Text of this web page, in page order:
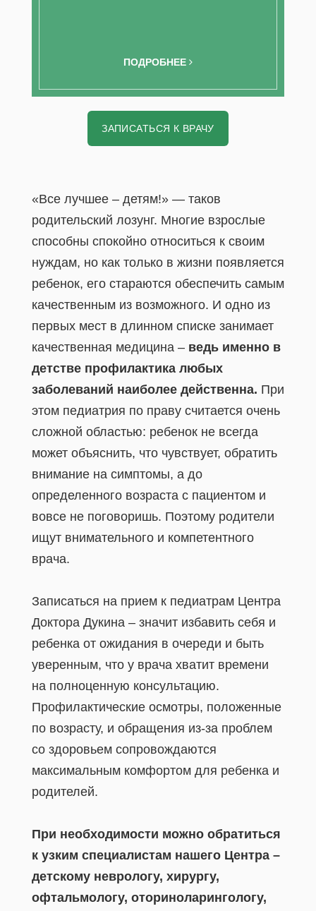
ПОДРОБНЕЕ
ЗАПИСАТЬСЯ К ВРАЧУ
«Все лучшее – детям!» — таков
родительский лозунг. Многие взрослые
способны спокойно относиться к своим
нуждам, но как только в жизни появляется
ребенок, его стараются обеспечить самым
качественным из возможного. И одно из
первых мест в длинном списке занимает
качественная медицина – ведь именно в
детстве профилактика любых
заболеваний наиболее действенна. При
этом педиатрия по праву считается очень
сложной областью: ребенок не всегда
может объяснить, что чувствует, обратить
внимание на симптомы, а до
определенного возраста с пациентом и
вовсе не поговоришь. Поэтому родители
ищут внимательного и компетентного
врача.
Записаться на прием к педиатрам Центра
Доктора Дукина – значит избавить себя и
ребенка от ожидания в очереди и быть
уверенным, что у врача хватит времени
на полноценную консультацию.
Профилактические осмотры, положенные
по возрасту, и обращения из-за проблем
со здоровьем сопровождаются
максимальным комфортом для ребенка и
родителей.
При необходимости можно обратиться
к узким специалистам нашего Центра –
детскому неврологу, хирургу,
офтальмологу, оториноларингологу,